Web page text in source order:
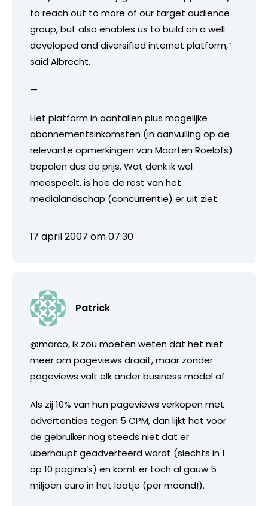
to reach out to more of our target audience
group, but also enables us to build on a well
developed and diversified internet platform,”
said Albrecht.
—
Het platform in aantallen plus mogelijke
abonnementsinkomsten (in aanvulling op de
relevante opmerkingen van Maarten Roelofs)
bepalen dus de prijs. Wat denk ik wel
meespeelt, is hoe de rest van het
medialandschap (concurrentie) er uit ziet.
17 april 2007 om 07:30
Patrick
@marco, ik zou moeten weten dat het niet
meer om pageviews draait, maar zonder
pageviews valt elk ander business model af.
Als zij 10% van hun pageviews verkopen met
advertenties tegen 5 CPM, dan lijkt het voor
de gebruiker nog steeds niet dat er
uberhaupt geadverteerd wordt (slechts in 1
op 10 pagina’s) en komt er toch al gauw 5
miljoen euro in het laatje (per maand!).